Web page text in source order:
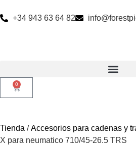
+34 943 63 64 82
0
Tienda /Accesorios para cadenas y
X para neumatico 710/45-26.5 TRS